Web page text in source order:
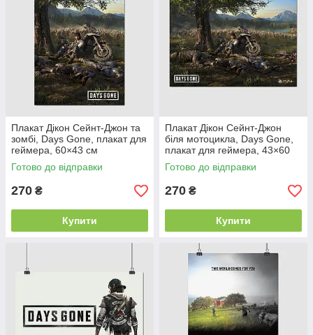
Плакат Дікон Сейнт-Джон та
зомбі, Days Gone, плакат для
геймера, 60×43 см
Готово до відправки
270 ₴
Купити
Плакат Дікон Сейнт-Джон
біля мотоцикла, Days Gone,
плакат для геймера, 43×60
см
Готово до відправки
270 ₴
Купити